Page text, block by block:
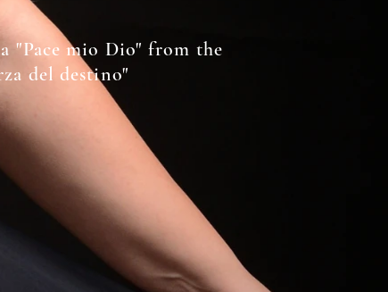
"Pace mio Dio" from the
del destino"